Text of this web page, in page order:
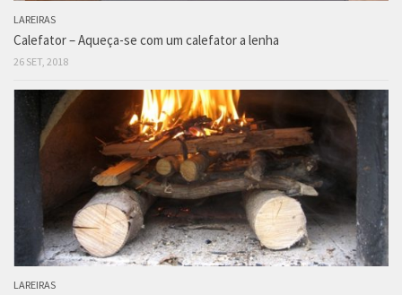
LAREIRAS
Calefator – Aqueça-se com um calefator a lenha
26 SET, 2018
LAREIRAS